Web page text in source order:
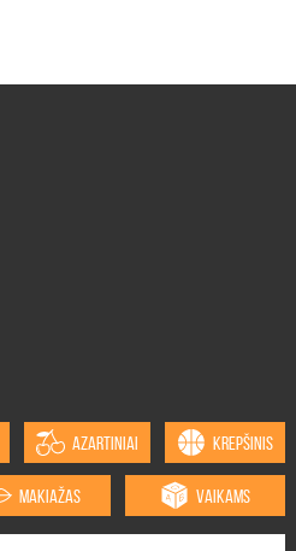
AZARTINIAI KREPŠINIS
MAKIAŽAS VAIKAMS